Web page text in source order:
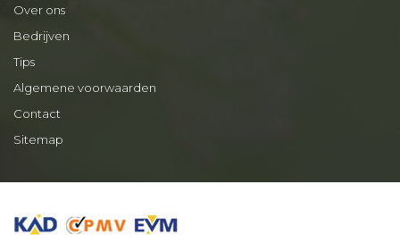
Over ons
Bedrijven
Tips
Algemene voorwaarden
Contact
Sitemap